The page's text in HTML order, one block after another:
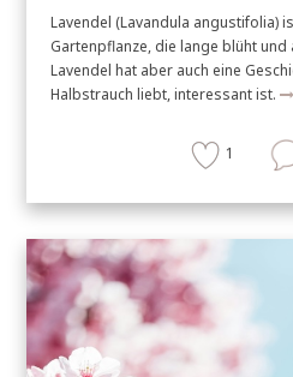
Lavendel (Lavandula angustifolia)
Gartenpflanze, die lange blüht
Lavendel hat aber auch eine
Halbstrauch liebt, interessant ist.
1